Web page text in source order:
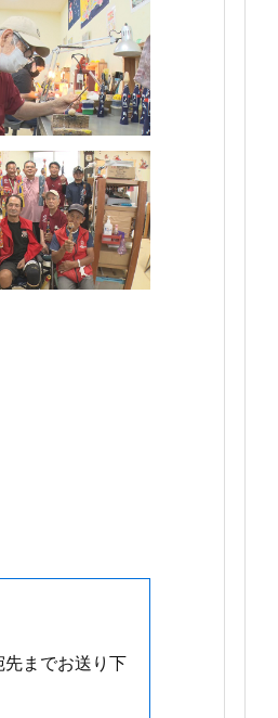
までお送り下
０
２
月
３月
１３
日
（月
曜
５月
３０
日
（月
曜